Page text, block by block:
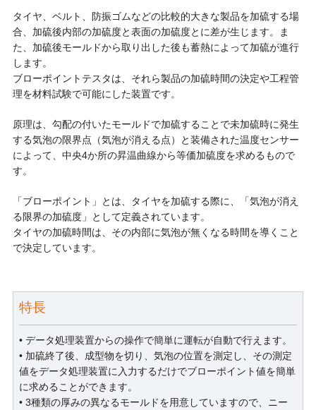
タイヤ、ベルト、防振ゴムなどの比較的大きな製品を加硫する場
合、加硫後内部の加硫度と表面の加硫度とに差が生じます。ま
た、加硫後モールドから取り出した後も蓄熱によって加硫が進行
します。
ブローポイントテスタは、それら製品の加硫時間の決定や工程管
理を材料試験で可能にした装置です。
原理は、勾配の付いたモールドで加硫することで未加硫時に発生
する気泡の限界点（気泡が消える点）と装備された温度センサー
によって、中央4か所の昇温曲線から等価加硫度を求めるもので
す。
「ブローポイント」とは、タイヤを加硫する際に、「気泡が消え
る限界の加硫度」として定義されています。
タイヤの加硫時間は、その内部に気泡が無くなる時間を導くこと
で決定しています。
特長
• データ処理装置からの操作で簡単に運転が自動で行えます。
• 加硫終了後、成型物を切り、気泡の位置を測定し、その測定
値をデータ処理装置に入力するだけでブローポイント値を簡単
に求めることができます。
• 3種類の厚みの異なるモールドを用意していますので、ニー